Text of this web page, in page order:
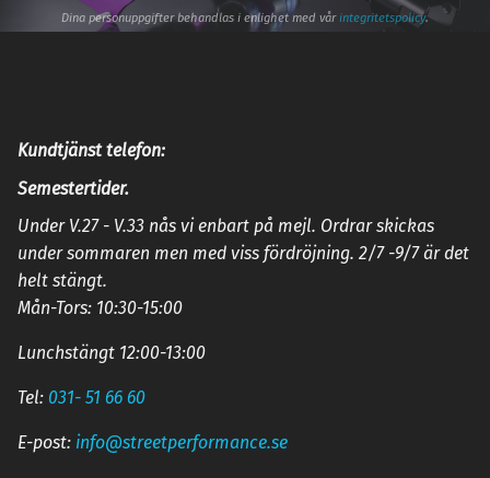
Dina personuppgifter behandlas i enlighet med vårintegritetspolicy.
Kundtjänst telefon:
Semestertider.
Under V.27 - V.33 nås vi enbart på mejl. Ordrar skickas
under sommaren men med viss fördröjning. 2/7 -9/7 är det
helt stängt.
Mån-Tors: 10:30-15:00
Lunchstängt 12:00-13:00
Tel: 031- 51 66 60
E-post: info@streetperformance.se